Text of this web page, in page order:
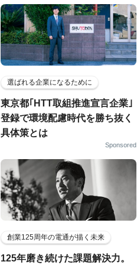
選ばれる企業になるために
東京都｢HTT取組推進宣言企業｣
登録で環境配慮時代を勝ち抜く
具体策とは
Sponsored
創業125周年の電通が描く未来
125年磨き続けた課題解決力。